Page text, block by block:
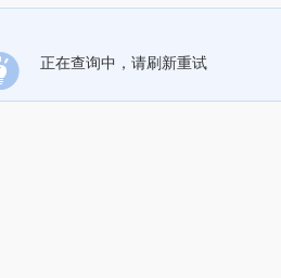
正在查询中，请刷新重试